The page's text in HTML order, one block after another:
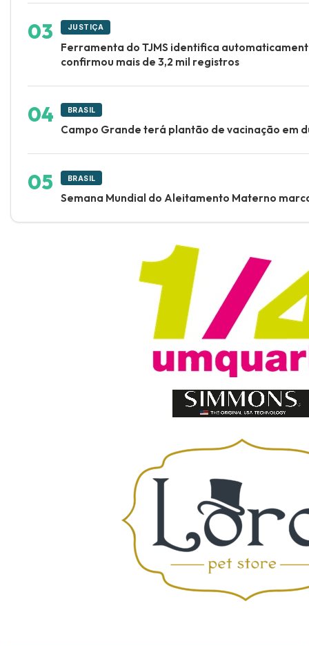
JUSTIÇA
Ferramenta do TJMS identifica
confirmou mais de 3,2 mil registros
BRASIL
Campo Grande terá plantão de vacinação em
BRASIL
Semana Mundial do Aleitamento Materno